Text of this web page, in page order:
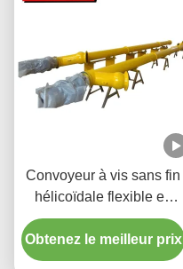
Convoyeur à vis sans fin
hélicoïdale flexible en
acier inoxydable sur
mesure OEM résistant à
la chaleur pour ciment
Obtenez le meilleur prix